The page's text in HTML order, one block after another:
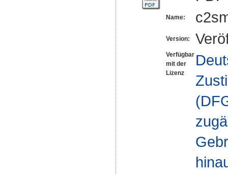
Name:
Version:
Verfügbar
mit der
Lizenz